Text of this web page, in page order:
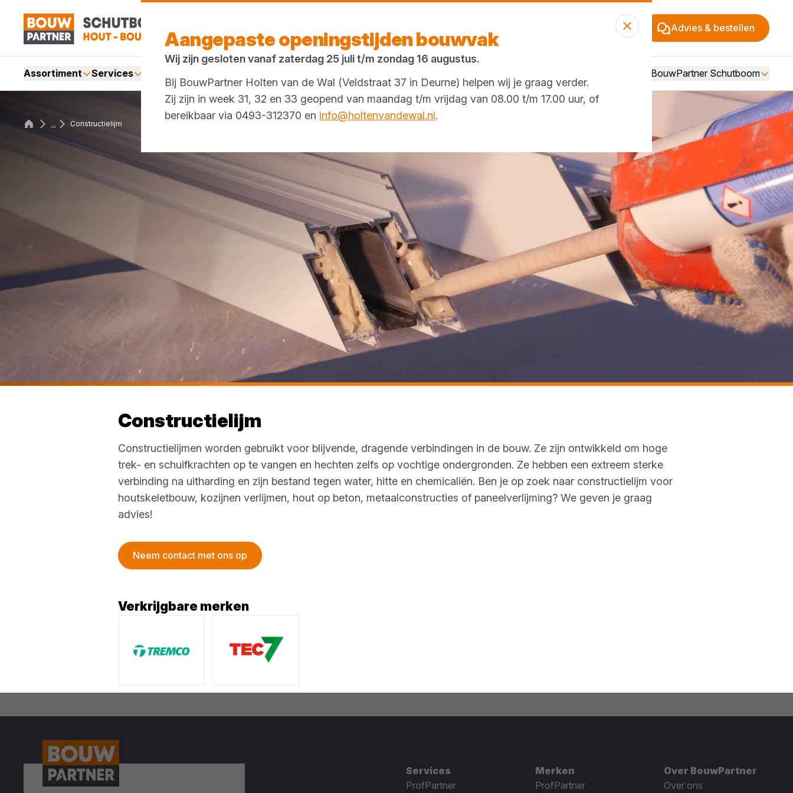
Advies & bestellen
Assortiment Services Over BouwPartner Schutboom
... Constructielijm
Constructielijm
Constructielijmen worden gebruikt voor blijvende, dragende verbindingen in de bouw. Ze zijn ontwikkeld om hoge
trek- en schuifkrachten op te vangen en hechten zelfs op vochtige ondergronden. Ze hebben een extreem sterke
verbinding na uitharding en zijn bestand tegen water, hitte en chemicaliën. Ben je op zoek naar constructielijm voor
houtskeletbouw, kozijnen verlijmen, hout op beton, metaalconstructies of paneelverlijming? We geven je graag
advies!
Neem contact met ons op
Verkrijgbare merken
Aangepaste openingstijden bouwvak
Wij zijn gesloten vanaf zaterdag 25 juli t/m zondag 16 augustus.
Bij BouwPartner Holten van de Wal (Veldstraat 37 in Deurne) helpen wij je graag verder.
Zij zijn in week 31, 32 en 33 geopend van maandag t/m vrijdag van 08.00 t/m 17.00 uur, of
bereikbaar via 0493-312370 en info@holtenvandewal.nl.
Services
ProfPartner
Merken
ProfPartner
Over BouwPartner
Over ons